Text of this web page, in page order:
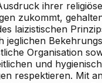
ihrer
zukommt,
laizistischen
jeglichen
Organisation
und
respektieren. Mit